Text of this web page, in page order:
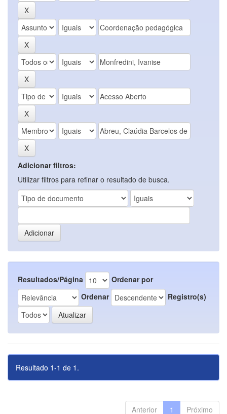
Adicionar filtros:
Utilizar filtros para refinar o resultado de busca.
Resultados/Página
Ordenar por
Ordenar
Registro(s)
Resultado 1-1 de 1.
Anterior 1 Próximo